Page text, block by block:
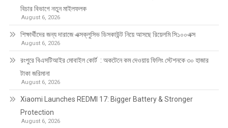
বিচার বিভাগে নতুন মাইলফলক
August 6, 2026
শিক্ষার্থীদের জন্য দারাজে এক্সক্লুসিভ ডিসকাউন্ট নিয়ে আসছে রিয়েলমি সি১০০এক্স
August 6, 2026
রংপুরে বিএসটিআইর মোবাইল কোর্ট : অকটেনে কম দেওয়ায় ফিলিং স্টেশনকে ৩০ হাজার
টাকা জরিমানা
August 6, 2026
Xiaomi Launches REDMI 17: Bigger Battery & Stronger
Protection
August 6, 2026